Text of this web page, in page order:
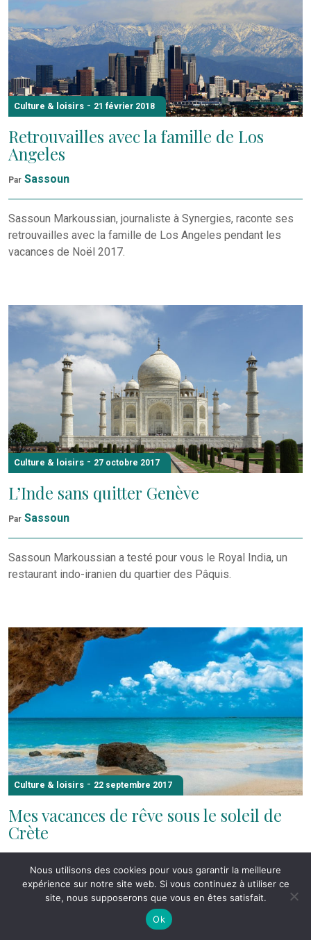
Culture & loisirs - 21 février 2018
Retrouvailles avec la famille de Los
Angeles
Par Sassoun
Sassoun Markoussian, journaliste à Synergies, raconte ses
retrouvailles avec la famille de Los Angeles pendant les
vacances de Noël 2017.
Culture & loisirs - 27 octobre 2017
L’Inde sans quitter Genève
Par Sassoun
Sassoun Markoussian a testé pour vous le Royal India, un
restaurant indo-iranien du quartier des Pâquis.
Culture & loisirs - 22 septembre 2017
Mes vacances de rêve sous le soleil de
Crète
Nous partons une semaine au mois d’août en famille en
Crète, une île située au sud de la Grèce. Le vol dure trois
heures et nous atterrissons à Héraklion, la principale ville de
Nous utilisons des cookies pour vous garantir la meilleure
expérience sur notre site web. Si vous continuez à utiliser ce
site, nous supposerons que vous en êtes satisfait.
Ok